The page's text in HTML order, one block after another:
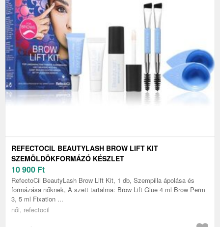
REFECTOCIL BEAUTYLASH BROW LIFT KIT
SZEMÖLDÖKFORMÁZÓ KÉSZLET
10 900 Ft
RefectoCil BeautyLash Brow Lift Kit, 1 db, Szempilla ápolása és
formázása nőknek, A szett tartalma: Brow Lift Glue 4 ml Brow Perm
3, 5 ml Fixation ...
női, refectocil